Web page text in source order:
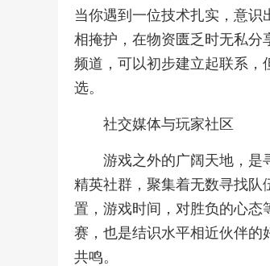
当你遇到一位技术扎实，意
相掩护，在物资匮乏时无私分
频道，可以初步建立起联系，
选。
社交媒体与玩家社区
游戏之外的广阔天地，是
精英社群，聚集着无数寻找队
置，游戏时间，对胜负的心态
赛，也是结识水平相近伙伴的
共鸣。